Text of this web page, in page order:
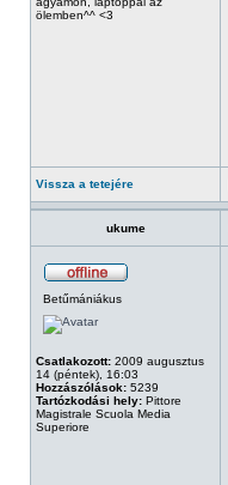
ölemben^^ <3
Vissza a tetejére
ukume
Betűmániákus
Csatlakozott: 2009 augusztus
14 (péntek), 16:03
Hozzászólások: 5239
Tartózkodási hely: Pittore
Magistrale Scuola Media
Superiore